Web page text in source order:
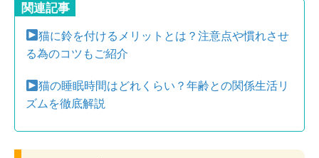
関連記事
猫に鈴を付けるメリットとは？注意点や慣れさせ
る為のコツもご紹介
猫の睡眠時間はどれくらい？年齢との関係生活リ
ズムを徹底解説